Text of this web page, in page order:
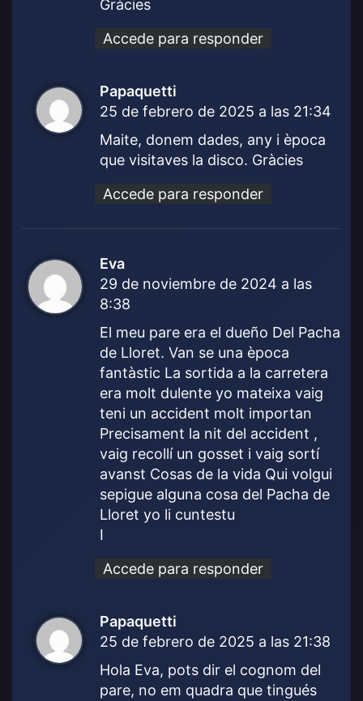
Gràcies
Accede para responder
Papaquetti
i
25 de febrero de 2025 a las 21:34
Maite, donem dades, any i època
que visitaves la disco. Gràcies
Accede para responder
Eva
i
c
29 de noviembre de 2024 a las
8:38
El meu pare era el dueño Del Pacha
de Lloret. Van se una època
fantàstic La sortida a la carretera
era molt dulente yo mateixa vaig
teni un accident molt importan
Precisament la nit del accident ,
vaig recollí un gosset i vaig sortí
avanst Cosas de la vida Qui volgui
sepigue alguna cosa del Pacha de
Lloret yo li cuntestu
I
Accede para responder
Papaquetti
i
25 de febrero de 2025 a las 21:38
Hola Eva, pots dir el cognom del
pare, no em quadra que tingués